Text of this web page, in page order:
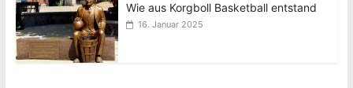
Wie aus Korgboll Basketball entstand
16. Januar 2025